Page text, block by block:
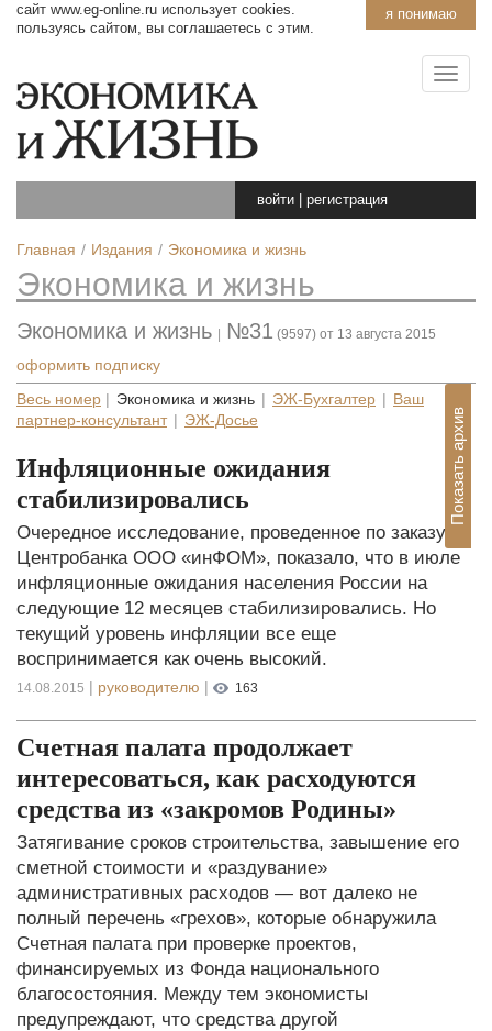
я понимаю
сайт www.eg-online.ru использует cookies.
пользуясь сайтом, вы соглашаетесь с этим.
войти регистрация
Главная Издания Экономика и жизнь
Экономика и жизнь
Экономика и жизнь №31 (9597) от 13 августа 2015
оформить подписку
Весь номер Экономика и жизнь ЭЖ-Бухгалтер
Ваш
партнер-консультант
ЭЖ-Досье Показать архив
Инфляционные ожидания
стабилизировались
Очередное исследование, проведенное по заказу
Центробанка ООО «инФОМ», показало, что в июле
инфляционные ожидания населения России на
следующие 12 месяцев стабилизировались. Но
текущий уровень инфляции все еще
воспринимается как очень высокий.
14.08.2015 | руководителю | 163
Счетная палата продолжает
интересоваться, как расходуются
средства из «закромов Родины»
Затягивание сроков строительства, завышение его
сметной стоимости и «раздувание»
административных расходов — вот далеко не
полный перечень «грехов», которые обнаружила
Счетная палата при проверке проектов,
финансируемых из Фонда национального
благосостояния. Между тем экономисты
предупреждают, что средства другой